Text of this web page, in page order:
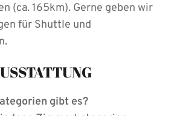
(ca. 165km). Gerne geben wir
für Shuttle und
gibt es?